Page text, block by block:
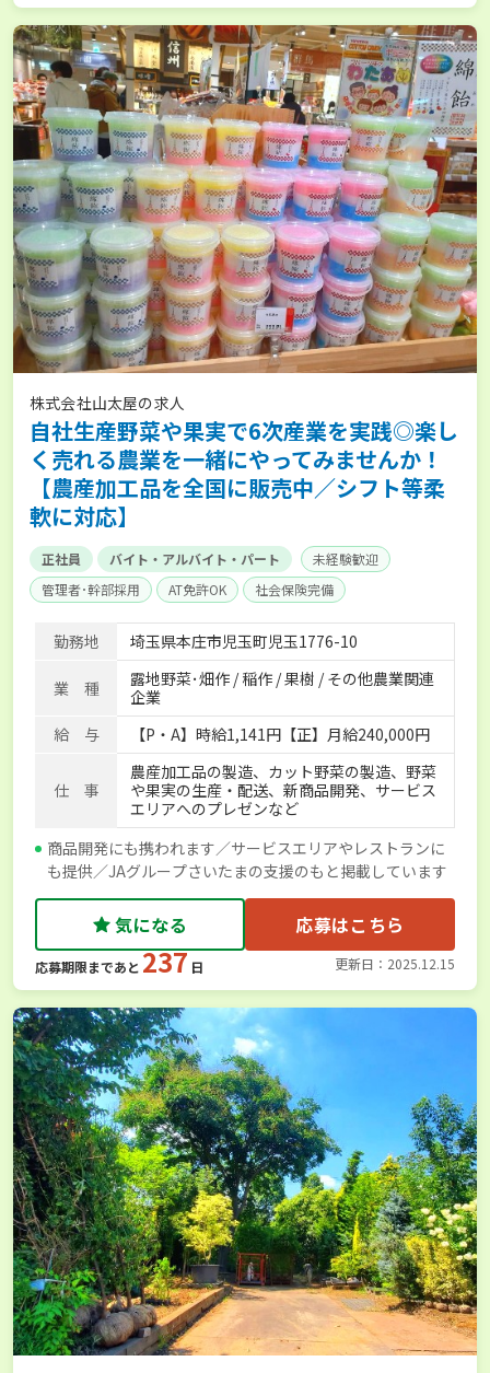
株式会社山太屋の求人
自社生産野菜や果実で6次産業を実践◎楽し
く売れる農業を一緒にやってみませんか！
【農産加工品を全国に販売中／シフト等柔
軟に対応】
正社員 バイト・アルバイト・パート
未経験歓迎
管理者･幹部採用
AT免許OK 社会保険完備
勤務地 埼玉県本庄市児玉町児玉1776-10
業 種
露地野菜･畑作 / 稲作 / 果樹 / その他農業関連
企業
給 与
【P・A】時給1,141円【正】月給240,000円
仕 事
農産加工品の製造、カット野菜の製造、野菜
や果実の生産・配送、新商品開発、サービス
エリアへのプレゼンなど
商品開発にも携われます／サービスエリアやレストランに
も提供／JAグループさいたまの支援のもと掲載しています
気になる 応募はこちら
応募期限まであと237 日 更新日：2025.12.15